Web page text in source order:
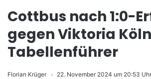
Cottbus nach 1:0-
gegen Viktoria
Tabellenführer
Florian Krüger 22. November 2024 um 20:53 Uhr